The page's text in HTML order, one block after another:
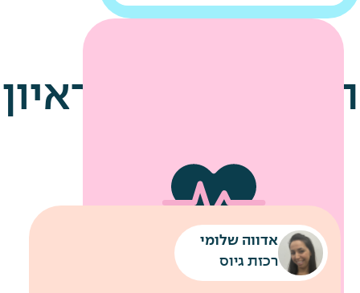
שירותי מוניות לחניונים
רכבת קלה עד למשרדי החברה
הטיפים שלנו לראיון
אדווה שלומי
רכזת גיוס